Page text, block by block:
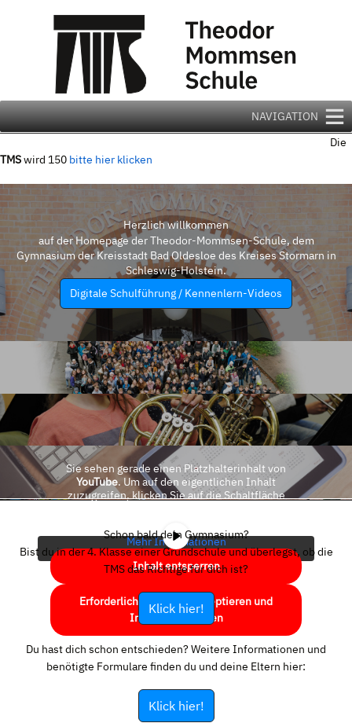
NAVIGATION
Die
TMSwird 150 bitte hier klicken
Herzlich willkommen
auf der Homepage der Theodor-Mommsen-Schule, dem
Gymnasium der Kreisstadt Bad Oldesloe des Kreises Stormarn in
Schleswig-Holstein.
Digitale Schulführung / Kennenlern-Videos
Sie sehen gerade einen Platzhalterinhalt von
YouTube. Um auf den eigentlichen Inhalt
zuzugreifen, klicken Sie auf die Schaltfläche
Mehr Informationen
Inhalt entsperren
Erforderlichen Service akzeptieren und
Inhalte entsperren
Schon bald dein Gymnasium?
Bist du in der 4. Klasse einer Grundschule und überlegst, ob die
TMS das Richtige für dich ist?
Klick hier!
Du hast dich schon entschieden? Weitere Informationen und
benötigte Formulare finden du und deine Eltern hier:
Klick hier!